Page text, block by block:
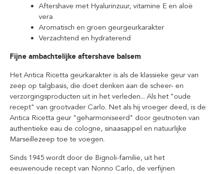
Aftershave met Hyalurinzuur, vitamine E en aloë
vera
Aromatisch en groen geurgeurkarakter
Verzachtend en hydraterend
Fijne ambachtelijke aftershave balsem
Het Antica Ricetta geurkarakter is als de klassieke geur van
zeep op talgbasis, die doet denken aan de scheer- en
verzorgingsproducten uit in het verleden... Als het "oude
recept" van grootvader Carlo. Net als hij vroeger deed, is de
Antica Ricetta geur "geharmoniseerd" door geutnoten van
authentieke eau de cologne, sinaasappel en natuurlijke
Marseillezeep toe te voegen.
Sinds 1945 wordt door de Bignoli-familie, uit het
eeuwenoude recept van Nonno Carlo, de verfijnen